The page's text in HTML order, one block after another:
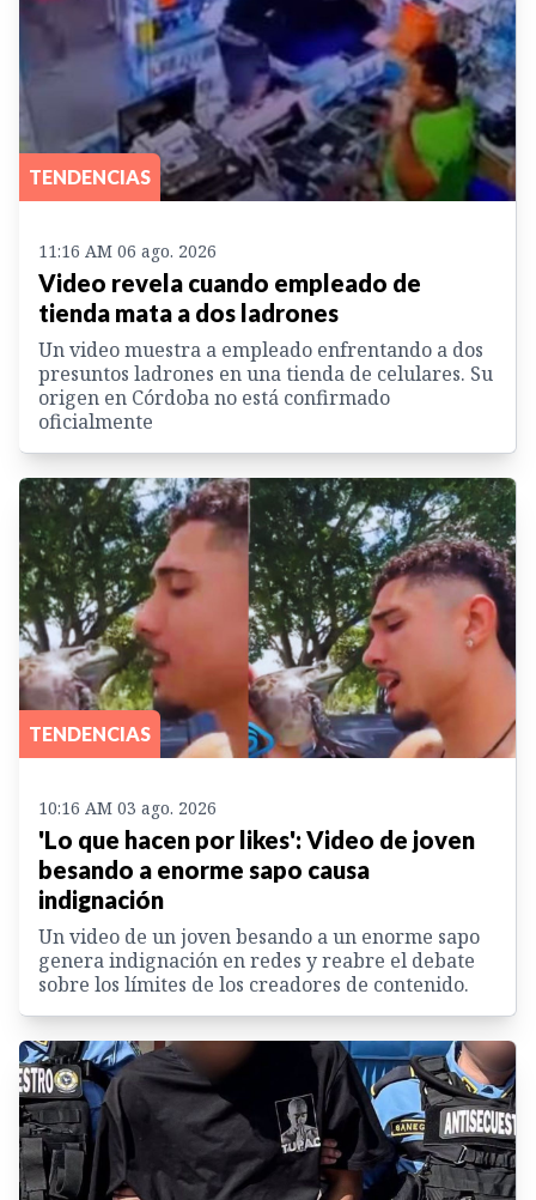
TENDENCIAS
11:16 AM 06 ago. 2026
Video revela cuando empleado de
tienda mata a dos ladrones
Un video muestra a empleado enfrentando a dos
presuntos ladrones en una tienda de celulares. Su
origen en Córdoba no está confirmado
oficialmente
TENDENCIAS
10:16 AM 03 ago. 2026
'Lo que hacen por likes': Video de joven
besando a enorme sapo causa
indignación
Un video de un joven besando a un enorme sapo
genera indignación en redes y reabre el debate
sobre los límites de los creadores de contenido.